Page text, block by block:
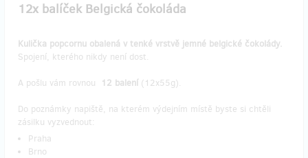
12x balíček Belgická čokoláda
Kulička popcornu obalená v tenké vrstvě jemné belgické čokolády.
Spojení, kterého nikdy není dost.
A pošlu vám rovnou 12 balení (12x55g).
Do poznámky napiště, na kterém výdejním místě byste si chtěli
zásilku vyzvednout:
Praha
Brno